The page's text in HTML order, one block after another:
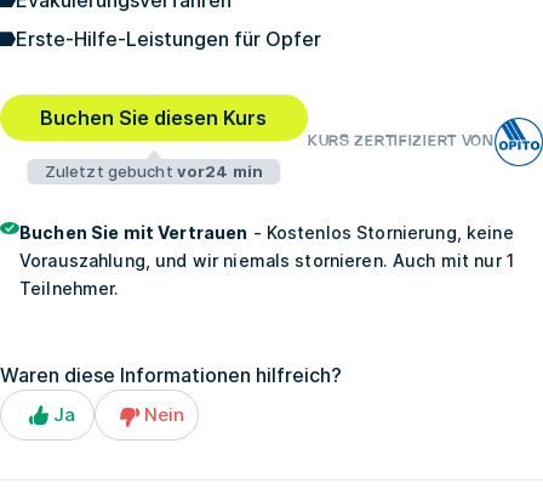
Erste-Hilfe-Leistungen für Opfer
Buchen Sie diesen Kurs
Zuletzt gebucht vor24 min
KURS ZERTIFIZIERT VON
Buchen Sie mit Vertrauen - Kostenlos Stornierung, keine
Vorauszahlung, und wir niemals stornieren. Auch mit nur 1
Teilnehmer.
Waren diese Informationen hilfreich?
Ja Nein